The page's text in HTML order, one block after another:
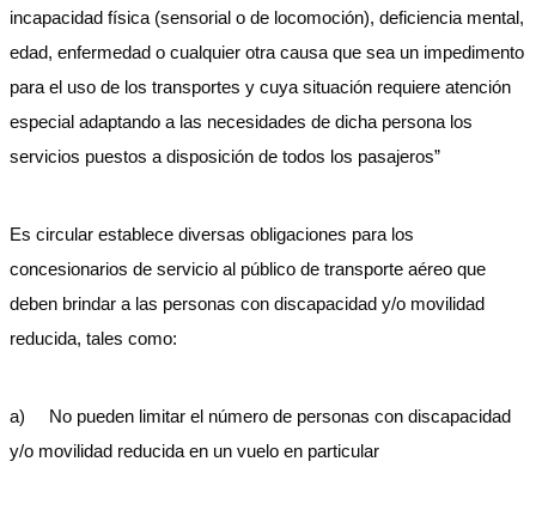
incapacidad física (sensorial o de locomoción), deficiencia mental,
edad, enfermedad o cualquier otra causa que sea un impedimento
para el uso de los transportes y cuya situación requiere atención
especial adaptando a las necesidades de dicha persona los
servicios puestos a disposición de todos los pasajeros”
Es circular establece diversas obligaciones para los
concesionarios de servicio al público de transporte aéreo que
deben brindar a las personas con discapacidad y/o movilidad
reducida, tales como:
a) No pueden limitar el número de personas con discapacidad
y/o movilidad reducida en un vuelo en particular